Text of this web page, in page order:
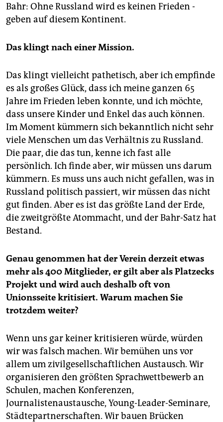
Bahr: Ohne Russland wird es keinen Frieden ­
geben auf diesem Kontinent.
Das klingt nach einer Mission.
Das klingt vielleicht pathetisch, aber ich empfinde
es als großes Glück, dass ich meine ganzen 65
Jahre im Frieden leben konnte, und ich möchte,
dass unsere Kinder und Enkel das auch können.
Im Moment kümmern sich bekanntlich nicht sehr
viele Menschen um das Verhältnis zu Russland.
Die paar, die das tun, kenne ich fast alle
persönlich. Ich finde aber, wir müssen uns darum
kümmern. Es muss uns auch nicht gefallen, was in
Russland politisch passiert, wir müssen das nicht
gut finden. Aber es ist das größte Land der Erde,
die zweitgrößte Atommacht, und der Bahr-Satz hat
Bestand.
Genau genommen hat der Verein derzeit etwas
mehr als 400 Mitglieder, er gilt aber als Platzecks
Projekt und wird auch deshalb oft von
Unionsseite kritisiert. Warum machen Sie
trotzdem weiter?
Wenn uns gar keiner kritisieren würde, würden
wir was falsch machen. Wir bemühen uns vor
allem um zivilgesellschaftlichen Austausch. Wir
organisieren den größten Sprachwettbewerb an
Schulen, machen Konferenzen,
Journalistenaustausche, Young-Leader-Seminare,
Städtepartnerschaften. Wir bauen Brücken